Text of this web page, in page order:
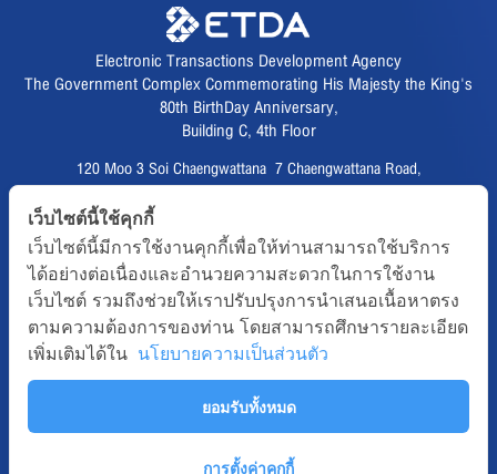
Electronic Transactions Development Agency
The Government Complex Commemorating His Majesty the King's
80th BirthDay Anniversary,
Building C, 4th Floor
120 Moo 3 Soi Chaengwattana 7 Chaengwattana Road,
Fax :02 123 1200
CAll CENTER :02 123 1234
email :info@etda.or.th
Follows
Copyright © 2020, All right reserved.ETDA | Electronic Transactions
Development Agency
Sitemap
เว็บไซต์นี้ใช้คุกกี้
เว็บไซต์นี้มีการใช้งานคุกกี้เพื่อให้ท่านสามารถใช้บริการ
ได้อย่างต่อเนื่องและอำนวยความสะดวกในการใช้งาน
เว็บไซต์ รวมถึงช่วยให้เราปรับปรุงการนำเสนอเนื้อหาตรง
ตามความต้องการของท่าน โดยสามารถศึกษารายละเอียด
เพิ่มเติมได้ใน นโยบายความเป็นส่วนตัว
ยอมรับทั้งหมด
การตั้งค่าคุกกี้